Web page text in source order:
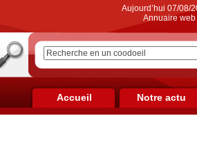
Aujourd’hui 07/08/
Annuaire
Accueil Notre actu